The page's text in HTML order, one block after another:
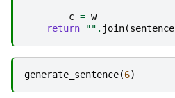
c = w
return
"" . join(sentence
generate_sentence(6)